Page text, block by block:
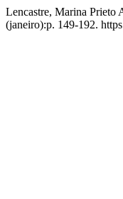
Lencastre, Marina Prieto
(janeiro):p. 149-192.